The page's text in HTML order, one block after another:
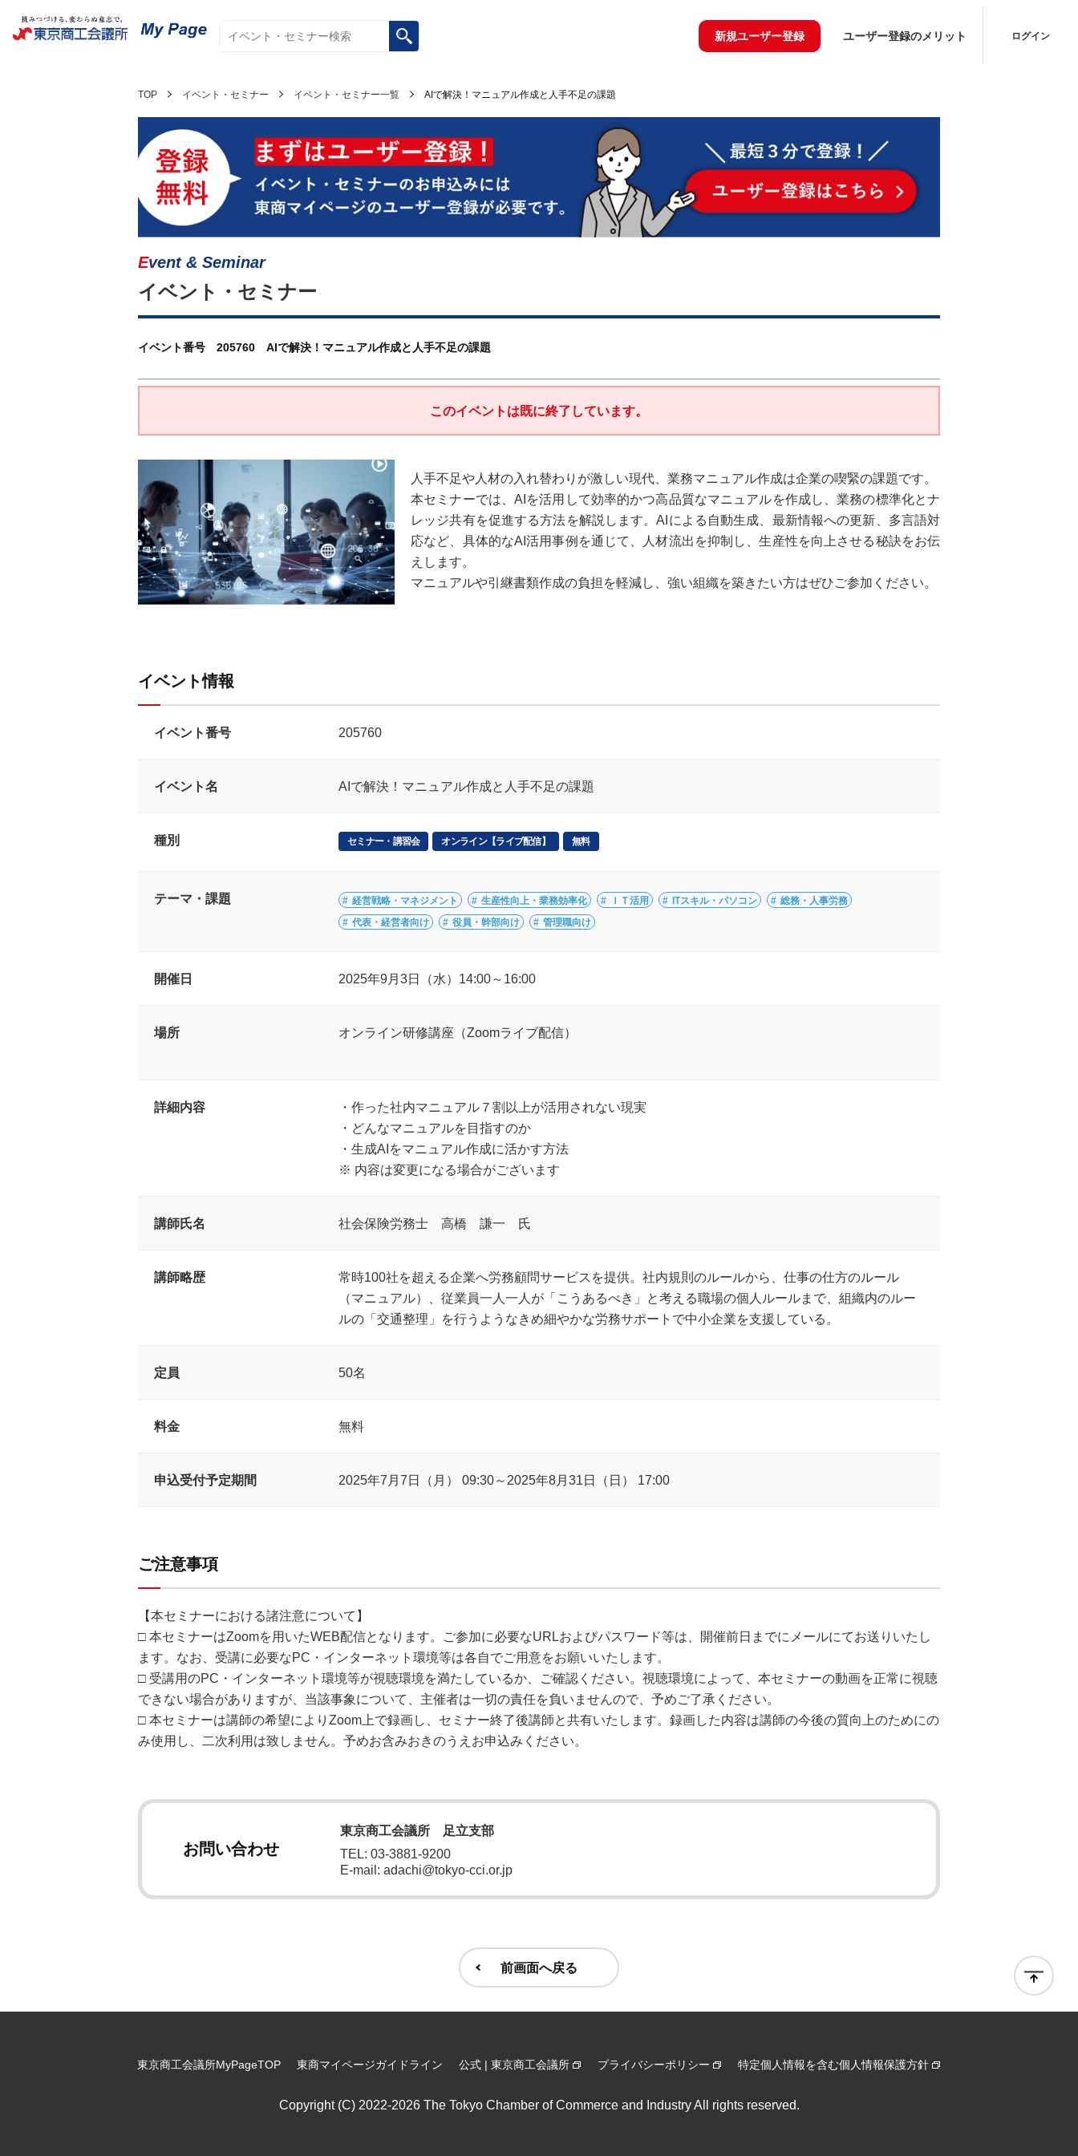
新規ユーザー登録 ユーザー登録のメリット ログイン
TOP イベント・セミナー イベント・セミナー一覧 AIで解決！マニュアル作成と人手不足の課題
Event & Seminar
イベント・セミナー
イベント番号 205760 AIで解決！マニュアル作成と人手不足の課題
このイベントは既に終了しています。
人手不足や人材の入れ替わりが激しい現代、業務マニュアル作成は企業の喫緊の課題です。
本セミナーでは、AIを活用して効率的かつ高品質なマニュアルを作成し、業務の標準化とナ
レッジ共有を促進する方法を解説します。AIによる自動生成、最新情報への更新、多言語対
応など、具体的なAI活用事例を通じて、人材流出を抑制し、生産性を向上させる秘訣をお伝
えします。
マニュアルや引継書類作成の負担を軽減し、強い組織を築きたい方はぜひご参加ください。
イベント情報
イベント番号 205760
イベント名 AIで解決！マニュアル作成と人手不足の課題
種別 セミナー・講習会 オンライン【ライブ配信】 無料
テーマ・課題 経営戦略・マネジメント 生産性向上・業務効率化 ＩＴ活用 ITスキル・パソコン 総務・人事労務
代表・経営者向け 役員・幹部向け 管理職向け
開催日 2025年9月3日（水）14:00～16:00
場所 オンライン研修講座（Zoomライブ配信）
詳細内容
・作った社内マニュアル７割以上が活用されない現実
・どんなマニュアルを目指すのか
・生成AIをマニュアル作成に活かす方法
※ 内容は変更になる場合がございます
講師氏名 社会保険労務士 高橋 謙一 氏
講師略歴
常時100社を超える企業へ労務顧問サービスを提供。社内規則のルールから、仕事の仕方のルール
（マニュアル）、従業員一人一人が「こうあるべき」と考える職場の個人ルールまで、組織内のルー
ルの「交通整理」を行うようなきめ細やかな労務サポートで中小企業を支援している。
定員 50名
料金 無料
申込受付予定期間 2025年7月7日（月） 09:30～2025年8月31日（日） 17:00
ご注意事項
【本セミナーにおける諸注意について】
□ 本セミナーはZoomを用いたWEB配信となります。ご参加に必要なURLおよびパスワード等は、開催前日までにメールにてお送りいたし
ます。なお、受講に必要なPC・インターネット環境等は各自でご用意をお願いいたします。
□ 受講用のPC・インターネット環境等が視聴環境を満たしているか、ご確認ください。視聴環境によって、本セミナーの動画を正常に視聴
できない場合がありますが、当該事象について、主催者は一切の責任を負いませんので、予めご了承ください。
□ 本セミナーは講師の希望によりZoom上で録画し、セミナー終了後講師と共有いたします。録画した内容は講師の今後の質向上のためにの
み使用し、二次利用は致しません。予めお含みおきのうえお申込みください。
お問い合わせ
東京商工会議所 足立支部
TEL: 03-3881-9200
E-mail: adachi@tokyo-cci.or.jp
前画面へ戻る
東京商工会議所MyPageTOP 東商マイページガイドライン 公式 | 東京商工会議所 プライバシーポリシー 特定個人情報を含む個人情報保護方針
Copyright (C) 2022-2026 The Tokyo Chamber of Commerce and Industry All rights reserved.